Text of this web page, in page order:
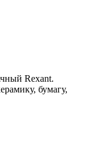
Rexant.
бумагу,